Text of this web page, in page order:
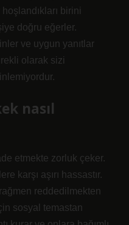
birini
doğru eğerler.
ve uygun yanıtlar
olarak sizi
nasıl
etmekte zorluk çeker.
karşı aşırı hassastır.
reddedilmekten
sosyal temastan